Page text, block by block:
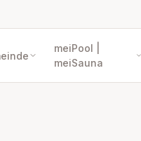
meiPool |
meiSauna